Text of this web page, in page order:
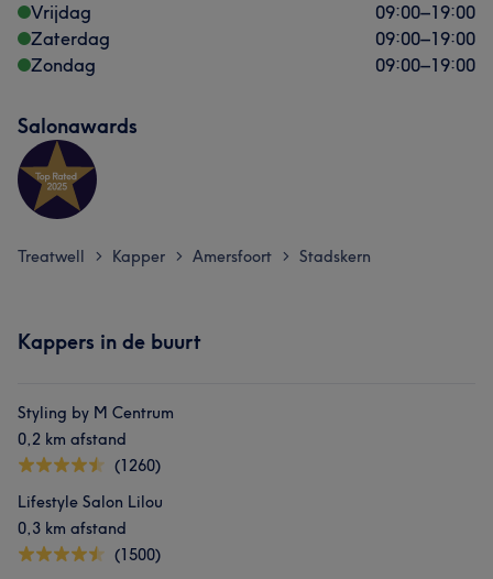
Vrijdag
09:00–19:00
Zaterdag
09:00–19:00
Zondag
09:00–19:00
Salonawards
Treatwell > Kapper > Amersfoort > Stadskern
Kappers in de buurt
Styling by M Centrum
0,2 km afstand
(1260)
Lifestyle Salon Lilou
0,3 km afstand
(1500)